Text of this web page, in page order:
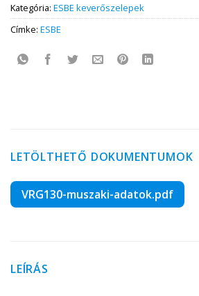
Kategória: ESBE keverőszelepek
Címke: ESBE
LETÖLTHETŐ DOKUMENTUMOK
VRG130-muszaki-adatok.pdf
LEÍRÁS